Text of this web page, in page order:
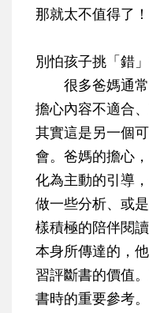
那就太不值得了！
別怕孩子挑「錯
很多爸媽通常
擔心內容不適合
其實這是另一個
會。爸媽的擔心
化為主動的引導
做一些分析、或
樣積極的陪伴閱
本身所傳達的，
習評斷書的價值
書時的重要參考。